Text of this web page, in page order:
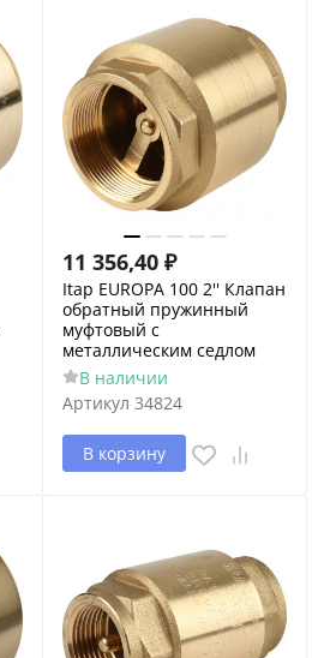
11 356,40 ₽
Itap EUROPA 100 2'' Клапан
обратный пружинный
муфтовый с
металлическим седлом
В наличии
Артикул 34824
В корзину